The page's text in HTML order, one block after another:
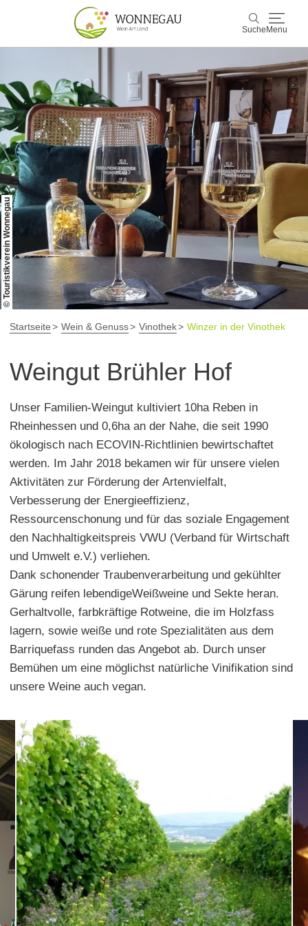
Suche Menu
Suche
Wonnegau
Entdecken & Erleben
Wein & Genuss
Kultur & Events
Buchen & Service
© Touristikverein Wonnegau
Startseite Wein & Genuss Vinothek Winzer in der Vinothek
Weingut Brühler Hof
Unser Familien-Weingut kultiviert 10ha Reben in
Rheinhessen und 0,6ha an der Nahe, die seit 1990
ökologisch nach ECOVIN-Richtlinien bewirtschaftet
werden. Im Jahr 2018 bekamen wir für unsere vielen
Aktivitäten zur Förderung der Artenvielfalt,
Verbesserung der Energieeffizienz,
Ressourcenschonung und für das soziale Engagement
den Nachhaltigkeitspreis VWU (Verband für Wirtschaft
und Umwelt e.V.) verliehen.
Dank schonender Traubenverarbeitung und gekühlter
Gärung reifen lebendigeWeißweine und Sekte heran.
Gerhaltvolle, farbkräftige Rotweine, die im Holzfass
lagern, sowie weiße und rote Spezialitäten aus dem
Barriquefass runden das Angebot ab. Durch unser
Bemühen um eine möglichst natürliche Vinifikation sind
unsere Weine auch vegan.